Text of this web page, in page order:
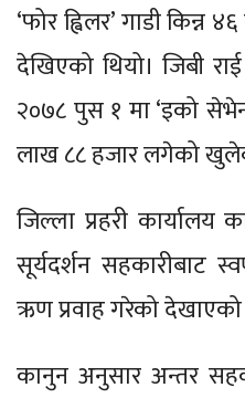
‘फोर ह्विलर’ गाडी
देखिएको थियो। जिबी
२०७८ पुस १ मा ‘इको
लाख ८८ हजार लगेको
जिल्ला प्रहरी कार्यालय
सूर्यदर्शन सहकारीबाट
ऋण प्रवाह गरेको
कानुन अनुसार अन्तर